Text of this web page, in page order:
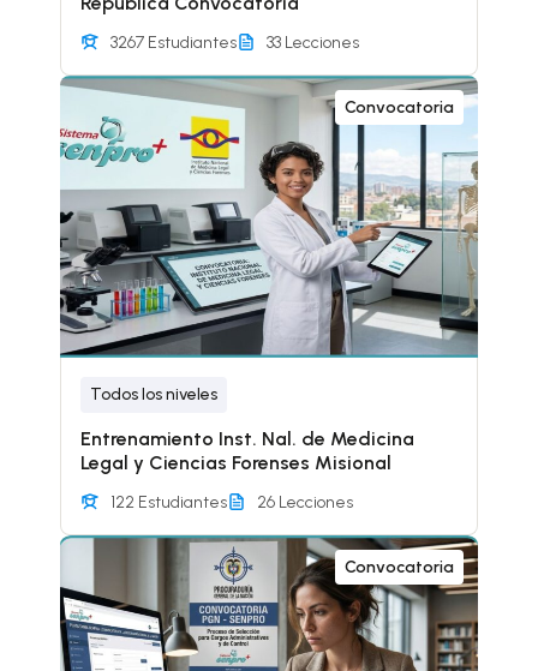
3267 Estudiantes 33 Lecciones
Convocatoria
Todos los niveles
Entrenamiento Inst. Nal. de Medicina
Legal y Ciencias Forenses Misional
122 Estudiantes 26 Lecciones
Convocatoria